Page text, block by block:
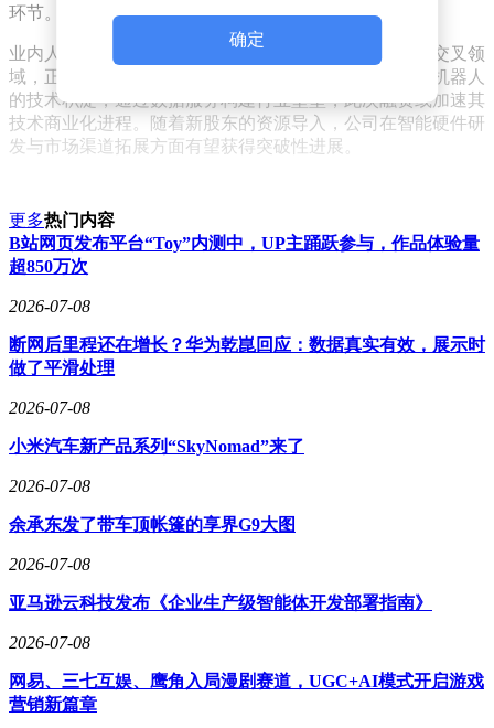
环节。
业内人士分析，具身智能作为人工智能与机器人技术的交叉领
域，正迎来资本与产业的双重布局。觅蜂科技依托智元机器人
的技术积淀，通过数据服务构建行业壁垒，此次融资或加速其
技术商业化进程。随着新股东的资源导入，公司在智能硬件研
发与市场渠道拓展方面有望获得突破性进展。
确定
更多热门内容
B站网页发布平台“Toy”内测中，UP主踊跃参与，作品体验量
超850万次
2026-07-08
断网后里程还在增长？华为乾崑回应：数据真实有效，展示时
做了平滑处理
2026-07-08
小米汽车新产品系列“SkyNomad”来了
2026-07-08
余承东发了带车顶帐篷的享界G9大图
2026-07-08
亚马逊云科技发布《企业生产级智能体开发部署指南》
2026-07-08
网易、三七互娱、鹰角入局漫剧赛道，UGC+AI模式开启游戏
营销新篇章